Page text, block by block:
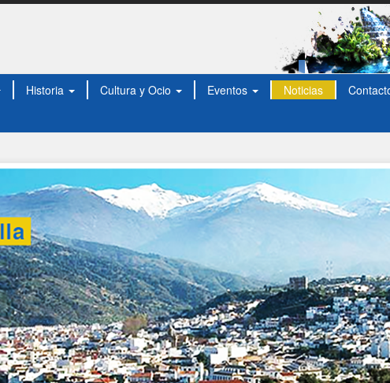
Historia Cultura y Ocio Eventos Noticias